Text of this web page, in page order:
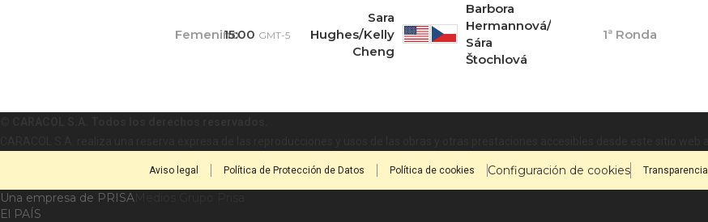
Femenino15:00 GMT-5
Sara
Hughes/Kelly
Cheng
Barbora
Hermannová/Marie-
Sára
Štochlová
1ª Ronda
Aviso legal Política de Protección de Datos Política de cookies Configuración de cookies Transparencia
Una empresa de PRISA
El PAÍS